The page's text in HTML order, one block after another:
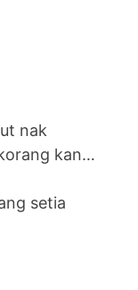
nak
kan…
setia